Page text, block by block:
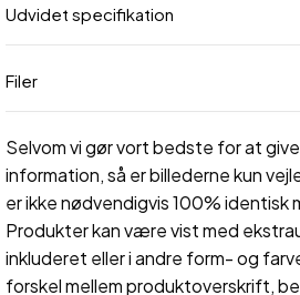
Udvidet specifikation
Filer
Selvom vi gør vort bedste for at
information, så er billederne kun
er ikke nødvendigvis 100% identisk
Produkter kan være vist med
inkluderet eller i andre form- og
forskel mellem produktoverskrift,